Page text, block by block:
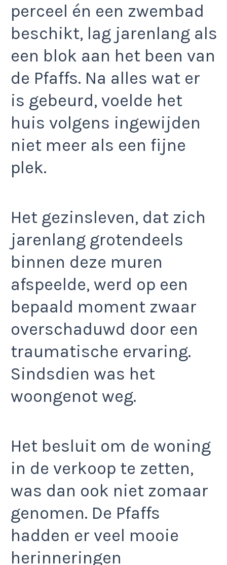
perceel én een zwembad
beschikt, lag jarenlang als
een blok aan het been van
de Pfaffs. Na alles wat er
is gebeurd, voelde het
huis volgens ingewijden
niet meer als een fijne
plek.
Het gezinsleven, dat zich
jarenlang grotendeels
binnen deze muren
afspeelde, werd op een
bepaald moment zwaar
overschaduwd door een
traumatische ervaring.
Sindsdien was het
woongenot weg.
Het besluit om de woning
in de verkoop te zetten,
was dan ook niet zomaar
genomen. De Pfaffs
hadden er veel mooie
herinneringen